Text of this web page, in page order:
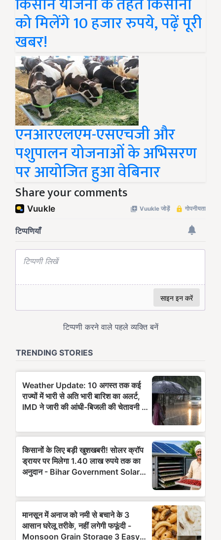
को मिलेंगे 10 हजार रुपये, पढ़ें पूरी
खबर!
एनआरएलएम-एसएचजी और
पशुपालन योजनाओं के अभिसरण
पर आयोजित हुआ वेबिनार
Share your comments